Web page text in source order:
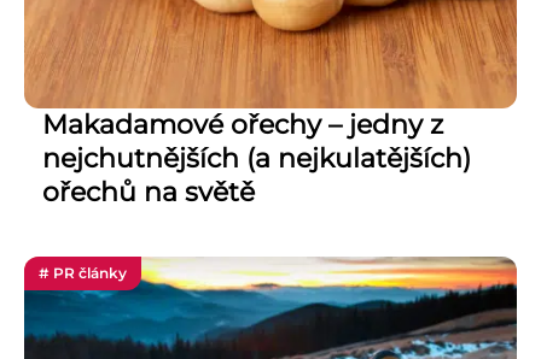
Makadamové ořechy – jedny z
nejchutnějších (a nejkulatějších)
ořechů na světě
# PR články